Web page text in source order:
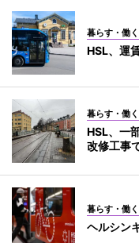
暮らす・働く
HSL、運
暮らす・働く
HSL、一
改修工事
暮らす・働く
ヘルシン